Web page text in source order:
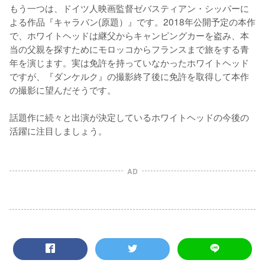
もう一つは、ドイツ人映画監督ゼバスティアン・シッパーに
よる作品『キャラバン(原題）』です。2018年公開予定の本作
で、ホワイトヘッドは継父からキャンピングカーを盗み、本
当の父親を探すためにモロッコからフランスまで旅をする青
年を演じます。実は免許を持っていなかったホワイトヘッド
ですが、『ダンケルク』の撮影終了後に免許を取得して本作
の撮影に望んだそうです。
話題作に続々と出演が決定しているホワイトヘッドの今後の
活躍に注目しましょう。
AD